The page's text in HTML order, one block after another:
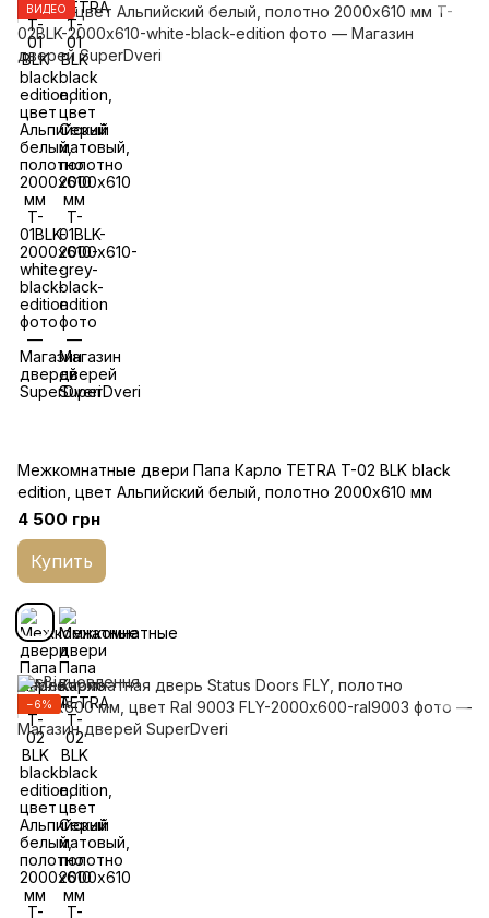
ВИДЕО
Межкомнатные двери Папа Карло TETRA T-02 BLK black
edition, цвет Альпийский белый, полотно 2000х610 мм
4 500 грн
Купить
−6%